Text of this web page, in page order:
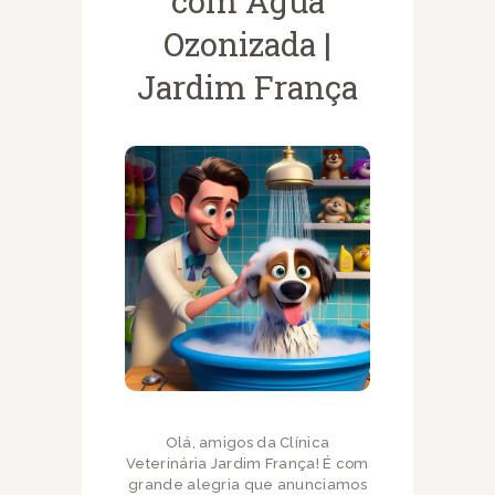
Ozonizada |
Jardim França
Olá, amigos da Clínica
Veterinária Jardim França! É com
grande alegria que anunciamos